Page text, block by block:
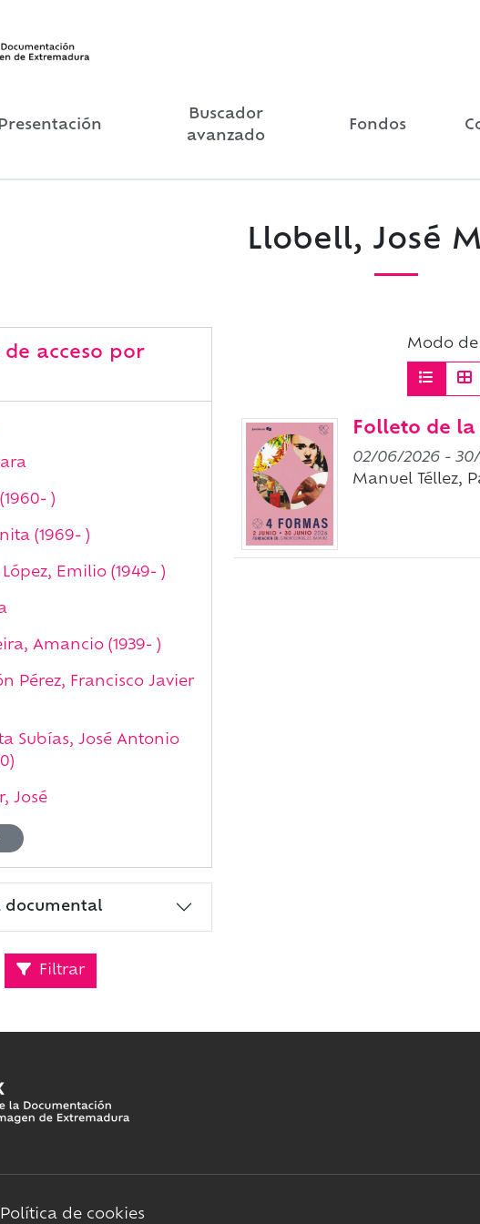
Presentación
Buscador
avanzado
Fondos
Llobell, José
de acceso por
)
(1969- )
Emilio (1949- )
Amancio (1939- )
Pérez, Francisco Javier
Subías, José Antonio
José
documental
Filtrar
Modo de
Folleto de
02/06/2026 -
Manuel Téllez,
Política de cookies